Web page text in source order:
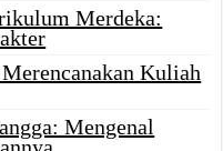
Merdeka:
Kuliah
Mengenal